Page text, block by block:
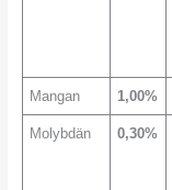
Mangan 1,00%
Molybdän 0,30%